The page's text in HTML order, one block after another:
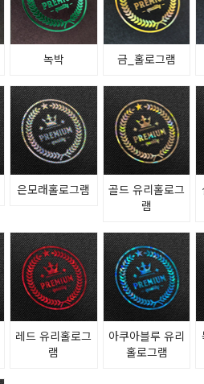
녹박 금_홀로그램
은모래홀로그램
골드 유리홀로그
램
레드 유리홀로그
램
아쿠아블루 유리
홀로그램